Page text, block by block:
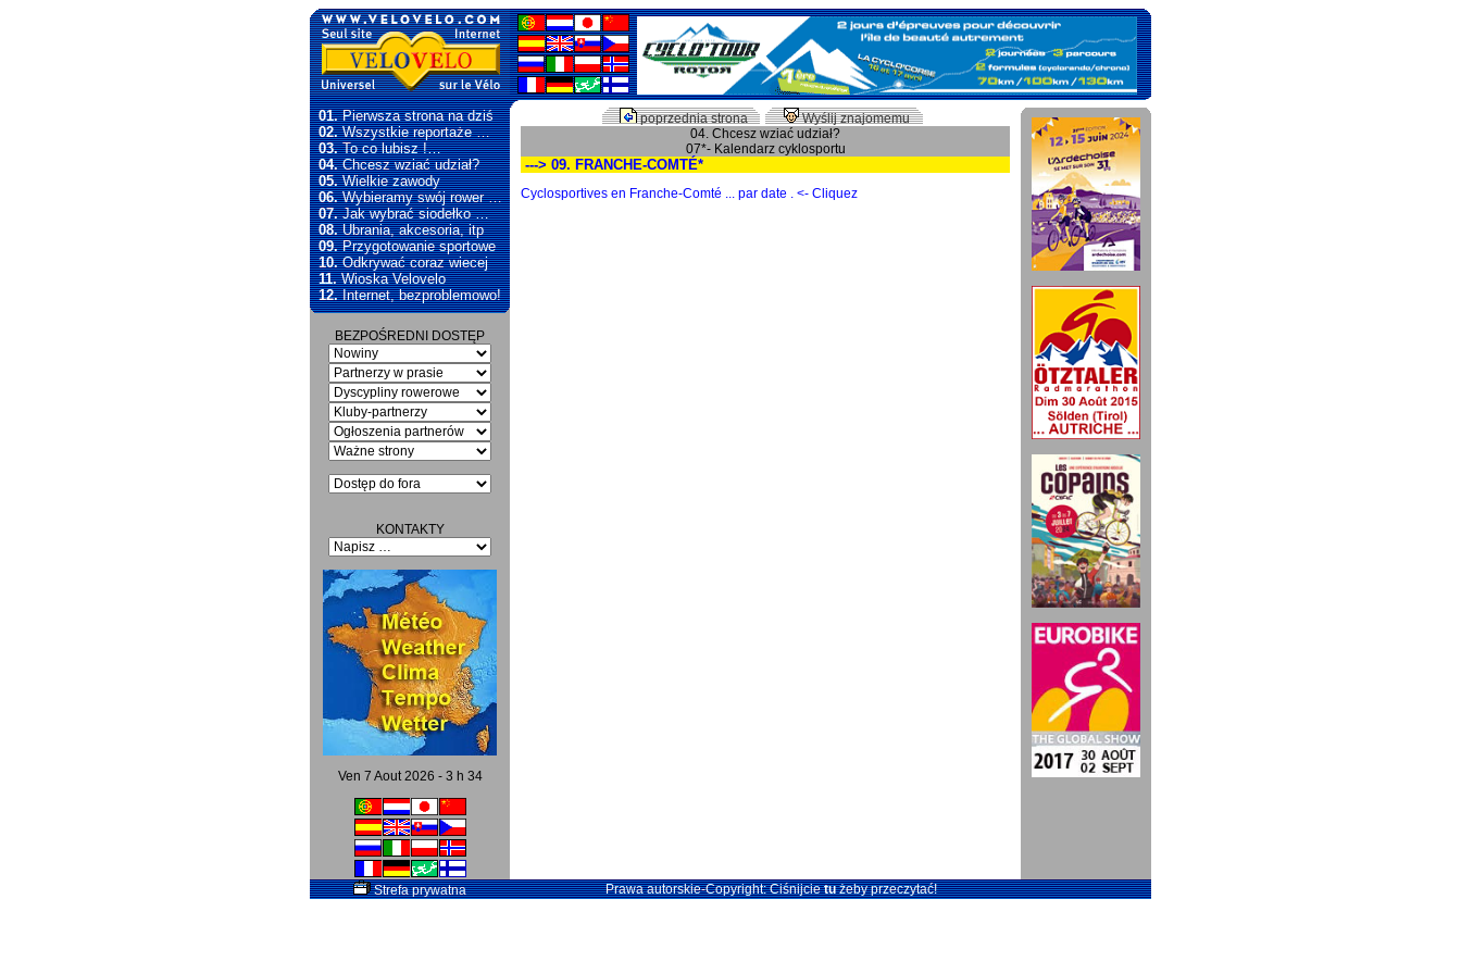
01.Pierwsza strona na dziś
02.Wszystkie reportaże …
03.To co lubisz !…
04.Chcesz wziać udział?
05.Wielkie zawody
06.Wybieramy swój rower …
07.Jak wybrać siodełko …
08.Ubrania, akcesoria, itp
09.Przygotowanie sportowe
10.Odkrywać coraz wiecej
11.Wioska Velovelo
12.Internet, bezproblemowo!
BEZPOŚREDNI DOSTĘP
KONTAKTY
Ven 7 Aout 2026 - 3 h 34
poprzednia strona
Wyślij znajomemu
04. Chcesz wziać udział?
07*- Kalendarz cyklosportu
---> 09. FRANCHE-COMTÉ*
Cyclosportives en Franche-Comté ... par date . <- Cliquez
Strefa prywatna Prawa autorskie-Copyright: Ciśnijcietużeby przeczytać!